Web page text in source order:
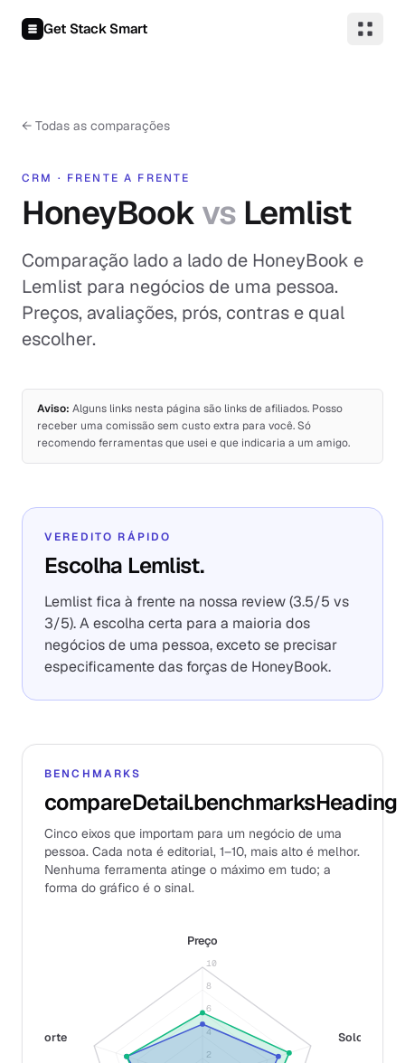
Get Stack Smart
← Todas as comparações
CRM · FRENTE A FRENTE
HoneyBookvs Lemlist
Comparação lado a lado de HoneyBook e
Lemlist para negócios de uma pessoa.
Preços, avaliações, prós, contras e qual
escolher.
Aviso: Alguns links nesta página são links de afiliados. Posso
receber uma comissão sem custo extra para você. Só
recomendo ferramentas que usei e que indicaria a um amigo.
VEREDITO RÁPIDO
Escolha Lemlist.
Lemlist fica à frente na nossa review (3.5/5 vs
3/5). A escolha certa para a maioria dos
negócios de uma pessoa, exceto se precisar
especificamente das forças de HoneyBook.
BENCHMARKS
compareDetail.benchmarksHeading
Cinco eixos que importam para um negócio de uma
pessoa. Cada nota é editorial, 1–10, mais alto é melhor.
Nenhuma ferramenta atinge o máximo em tudo; a
forma do gráfico é o sinal.
2
4
6
8
10
Preço
Solo-fit
Suporte